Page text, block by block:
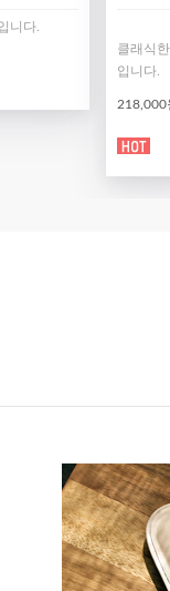
니다.
클래식
입니다.
218,000